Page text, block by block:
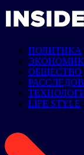
ПОЛИТИКА
ОБЩЕСТВО
LIFE STYLE